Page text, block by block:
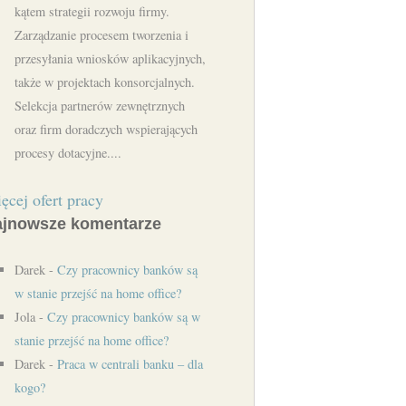
kątem strategii rozwoju firmy.
Zarządzanie procesem tworzenia i
przesyłania wniosków aplikacyjnych,
także w projektach konsorcjalnych.
Selekcja partnerów zewnętrznych
oraz firm doradczych wspierających
procesy dotacyjne....
ofert pracy
komentarze
Darek - Czy pracownicy banków są
w stanie przejść na home office?
Jola - Czy pracownicy banków są w
stanie przejść na home office?
Darek - Praca w centrali banku – dla
kogo?